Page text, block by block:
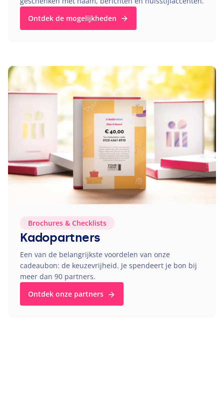
Ontdek de mogelijkheden
Brochures & Checklists
Kadopartners
Een van de belangrijkste voordelen van onze
cadeaubon: de keuzevrijheid. Je spendeert je bon bij
meer dan 90 partners.
Ontdek onze partners